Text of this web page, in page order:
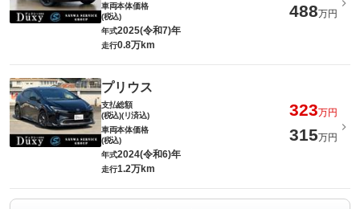
車両本体価格
(税込)
488万円
年式2025(令和7)年
走行0.8万km
プリウス
支払総額
(税込)(リ済込)
323万円
車両本体価格
(税込)
315万円
年式2024(令和6)年
走行1.2万km